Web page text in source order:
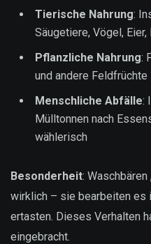
Tierische Nahrung:
Säugetiere, Vögel,
Pflanzliche Nahrung:
und andere Feldfrüchte
Menschliche Abfälle:
Mülltonnen nach
wählerisch
Besonderheit: Waschbären
wirklich – sie bearbeiten es
ertasten. Dieses Verhalten
eingebracht.